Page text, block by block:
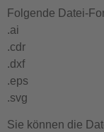
Folgende Datei-
.ai
.cdr
.dxf
.eps
.svg
Sie können die